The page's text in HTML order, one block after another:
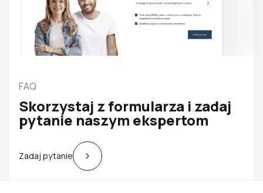
FAQ
Skorzystaj z formularza i zadaj
pytanie naszym ekspertom
Zadaj pytanie